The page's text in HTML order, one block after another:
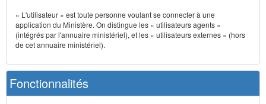
« L'utilisateur » est toute personne voulant se connecter à une
application du Ministère. On distingue les « utilisateurs agents »
(intégrés par l'annuaire ministériel), et les « utilisateurs externes » (hors
de cet annuaire ministériel).
Fonctionnalités